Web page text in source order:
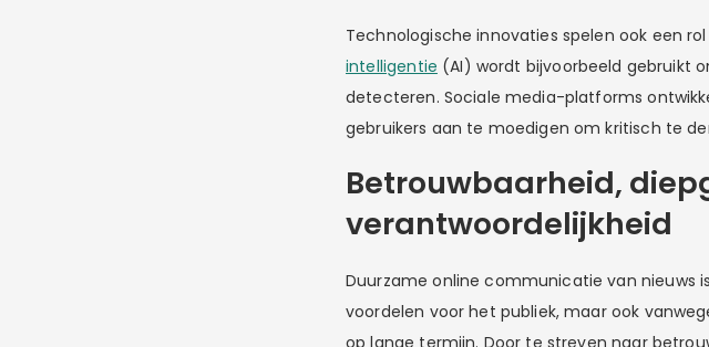
Technologische innovaties spelen ook een
intelligentie (AI) wordt bijvoorbeeld gebruikt
detecteren. Sociale media-platforms
gebruikers aan te moedigen om kritisch te
Betrouwbaarheid,
verantwoordelijkheid
Duurzame online communicatie van nieuws
voordelen voor het publiek, maar ook